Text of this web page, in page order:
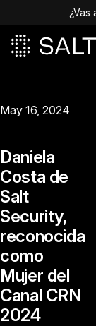
¿Vas
May 16, 2024
Daniela
Costa de
Salt
Security,
reconocida
como
Mujer del
Canal CRN
2024